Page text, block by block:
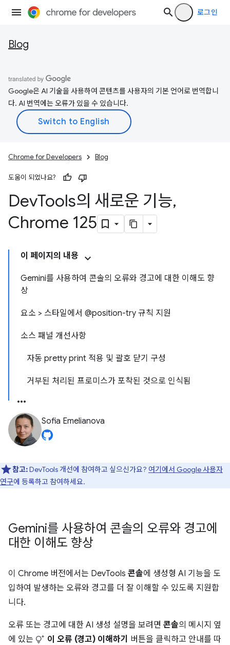
로그인
Blog
Google은 AI 기술을 사용하여 콘텐츠를 사용자의 기본 언어로 번역합니
다. AI 번역에는 오류가 있을 수 있습니다.
Chrome for Developers Blog
도움이 되었나요?
DevTools의 새로운 기능,
Chrome 125
이 페이지의 내용
Gemini를 사용하여 콘솔의 오류와 경고에 대한 이해도 향
상
요소 > 스타일에서 @position-try 규칙 지원
소스 패널 개선사항
자동 pretty print 적용 및 괄호 닫기 구성
거부된 처리된 프로미스가 포착된 것으로 인식됨
Sofia Emelianova
참고:DevTools 개선에 참여하고 싶으신가요? 여기에서 Google 사용자
연구에 등록하고 참여하세요.
Gemini를 사용하여 콘솔의 오류와 경고에
대한 이해도 향상
이 Chrome 버전에서는 DevTools 콘솔에 생성형 AI 기능을 도
입하여 발생하는 오류와 경고를 더 잘 이해할 수 있도록 지원합
니다.
오류 또는 경고에 대한 AI 생성 설명을 보려면 콘솔의 메시지 옆
에 있는
이 오류 (경고) 이해하기 버튼을 클릭하고 안내를 따